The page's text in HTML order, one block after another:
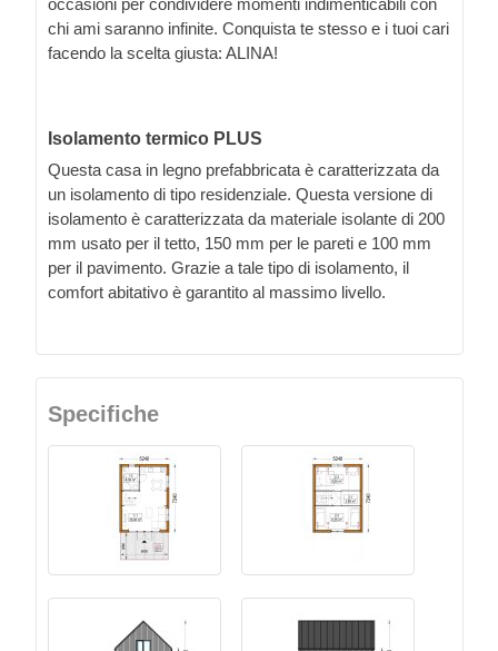
chi ami saranno infinite. Conquista te stesso e i tuoi cari
facendo la scelta giusta: ALINA!
Isolamento termico PLUS
Questa casa in legno prefabbricata è caratterizzata da
un isolamento di tipo residenziale. Questa versione di
isolamento è caratterizzata da materiale isolante di 200
mm usato per il tetto, 150 mm per le pareti e 100 mm
per il pavimento. Grazie a tale tipo di isolamento, il
comfort abitativo è garantito al massimo livello.
Specifiche